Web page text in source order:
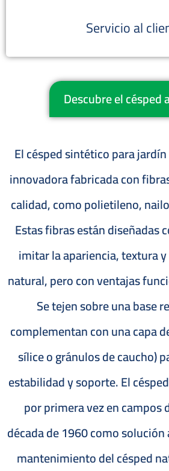
Servicio al
Descubre el
El césped sintético para
innovadora fabricada con
calidad, como polietileno,
Estas fibras están diseñadas
imitar la apariencia, textura
natural, pero con ventajas
Se tejen sobre una base
complementan con una capa
sílice o gránulos de caucho)
estabilidad y soporte. El
por primera vez en campos
década de 1960 como
mantenimiento del césped